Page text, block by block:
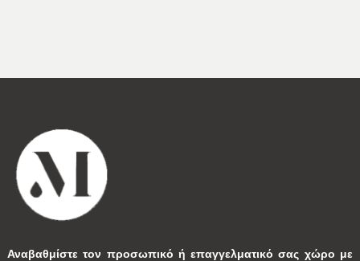
Αναβαθμίστε τον προσωπικό ή επαγγελματικό σας χώρο με